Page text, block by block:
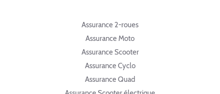
Assurance 2-roues
Assurance Moto
Assurance Scooter
Assurance Cyclo
Assurance Quad